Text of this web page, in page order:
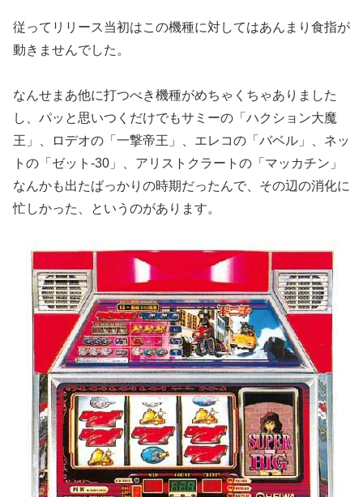
従ってリリース当初はこの機種に対してはあんまり食指が
動きませんでした。
なんせまあ他に打つべき機種がめちゃくちゃありました
し、パッと 思いつくだけでもサミーの「ハクション大魔
王」、ロデオの「 一撃帝王」、エレコの「バベル」、ネッ
トの「ゼット-30」、 アリストクラートの「マッカチン」
なんかも出たばっかりの時期だったんで、その辺の消化に
忙しかった、というのがあります。